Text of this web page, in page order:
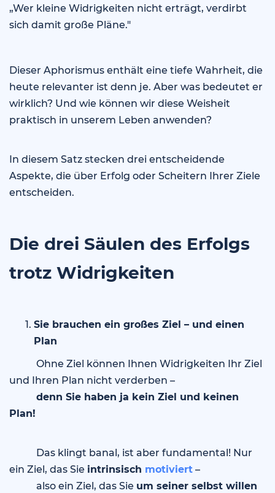
„Wer kleine Widrigkeiten nicht erträgt, verdirbt
sich damit große Pläne."
Dieser Aphorismus enthält eine tiefe Wahrheit, die
heute relevanter ist denn je. Aber was bedeutet er
wirklich? Und wie können wir diese Weisheit
praktisch in unserem Leben anwenden?
In diesem Satz stecken drei entscheidende
Aspekte, die über Erfolg oder Scheitern Ihrer Ziele
entscheiden.
Die drei Säulen des Erfolgs
trotz Widrigkeiten
Sie brauchen ein großes Ziel – und einen
Plan
Ohne Ziel können Ihnen Widrigkeiten Ihr Ziel
und Ihren Plan nicht verderben –
denn Sie haben ja kein Ziel und keinen
Plan!
Das klingt banal, ist aber fundamental! Nur
ein Ziel, das Sie intrinsisch motiviert –
also ein Ziel, das Sie um seiner selbst willen